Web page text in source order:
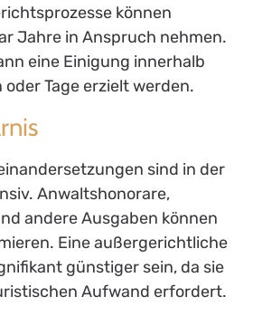
können
Jahre in Anspruch nehmen.
eine Einigung innerhalb
Tage erzielt werden.
sind in der
Anwaltshonorare,
andere Ausgaben können
Eine außergerichtliche
günstiger sein, da sie
Aufwand erfordert.